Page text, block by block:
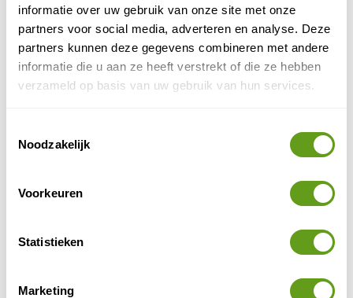
informatie over uw gebruik van onze site met onze
partners voor social media, adverteren en analyse. Deze
partners kunnen deze gegevens combineren met andere
informatie die u aan ze heeft verstrekt of die ze hebben
verzameld op basis van uw gebruik van hun services.
Noodzakelijk
Voorkeuren
Statistieken
Marketing
BEKIJK
het buitenleven? Kies dan voor een mooie
camping
, zoals onderstaande van Landal. Midden in de
Hier zet jij jouw tentje op midden in de Texelse